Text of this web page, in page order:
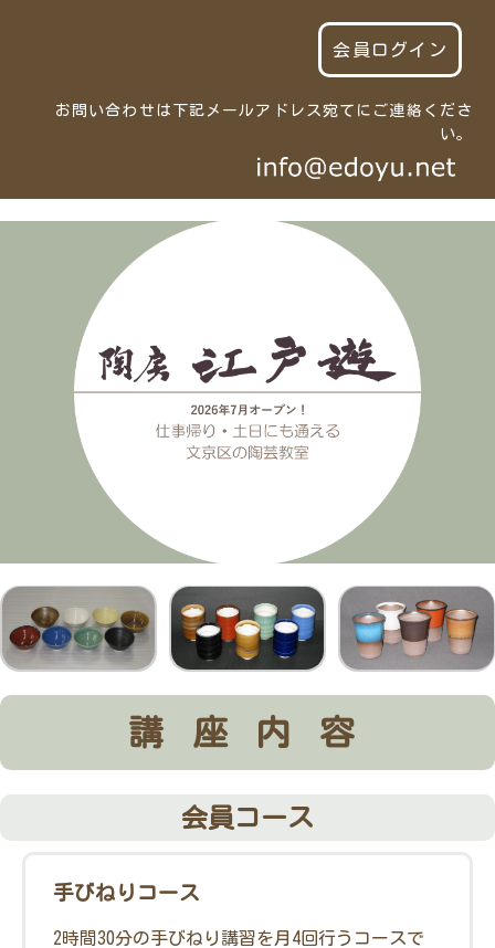
会員ログイン
お問い合わせは下記メールアドレス宛てにご連絡くださ
い。
講座内容
会員コース
手びねりコース
2時間30分の手びねり講習を月4回行うコースで